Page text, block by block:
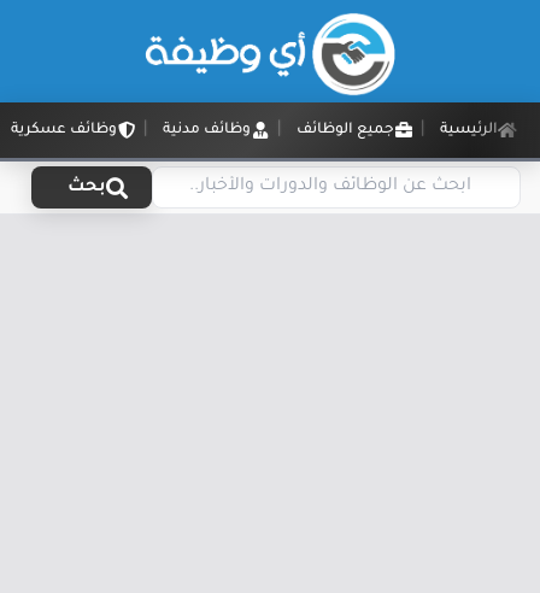
الرئيسية جميع الوظائف وظائف مدنية وظائف عسكرية
بحث